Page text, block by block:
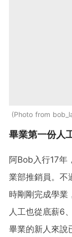
Photo from
畢業第一份人
阿Bob入行17年
業部推銷員。不
時剛剛完成學業
人工也從底薪6
畢業的新人來說